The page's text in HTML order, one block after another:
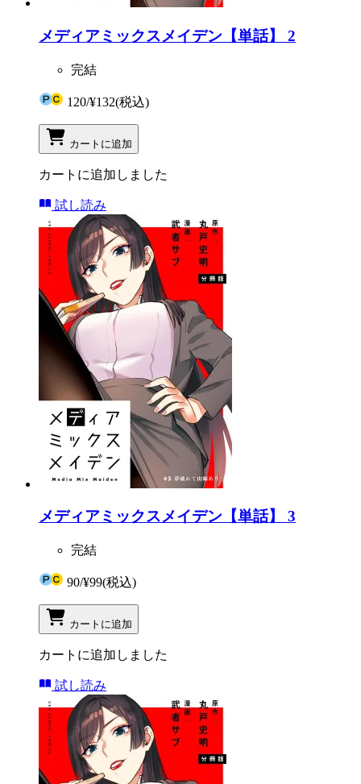
メディアミックスメイデン【単話】 2
完結
120/¥132(税込)
カートに追加
カートに追加しました
試し読み
メディアミックスメイデン【単話】 3
完結
90/¥99(税込)
カートに追加
カートに追加しました
試し読み